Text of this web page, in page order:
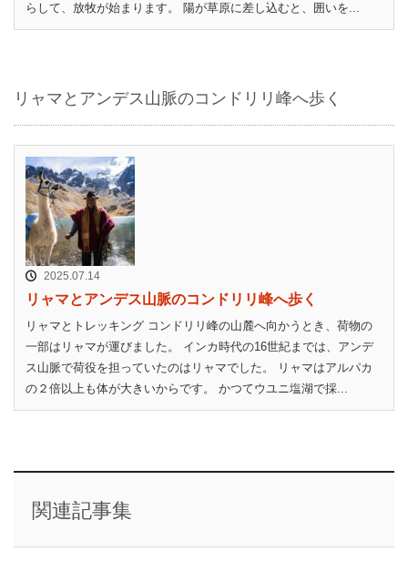
らして、放牧が始まります。 陽が草原に差し込むと、囲いを...
リャマとアンデス山脈のコンドリリ峰へ歩く
2025.07.14
リャマとアンデス山脈のコンドリリ峰へ歩く
リャマとトレッキング コンドリリ峰の山麓へ向かうとき、荷物の
一部はリャマが運びました。 インカ時代の16世紀までは、アンデ
ス山脈で荷役を担っていたのはリャマでした。 リャマはアルパカ
の２倍以上も体が大きいからです。 かつてウユニ塩湖で採...
関連記事集